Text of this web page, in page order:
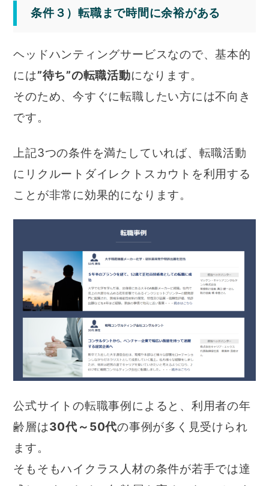
条件３）転職まで時間に余裕がある
ヘッドハンティングサービスなので、基本的
には”待ち”の転職活動になります。
そのため、今すぐに転職したい方には不向き
です。
上記3つの条件を満たしていれば、転職活動
にリクルートダイレクトスカウトを利用する
ことが非常に効果的になります。
公式サイトの転職事例によると、利用者の年
齢層は30代～50代の事例が多く見受けられ
ます。
そもそもハイクラス人材の条件が若手では達